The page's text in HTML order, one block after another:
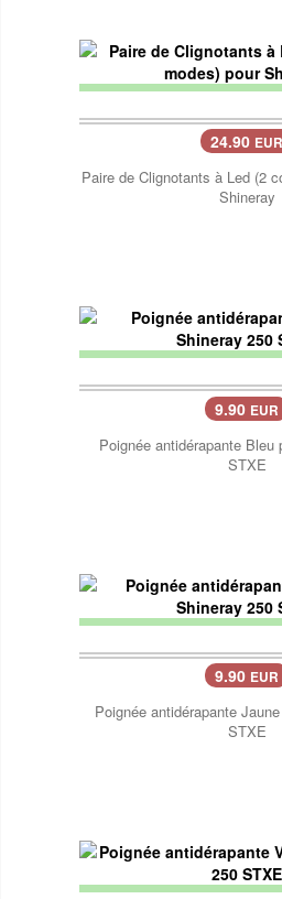
24.90 EUR
Paire de Clignotants à Led (2
Shineray
9.90 EUR
Poignée antidérapante Bleu
STXE
9.90 EUR
Poignée antidérapante
STXE